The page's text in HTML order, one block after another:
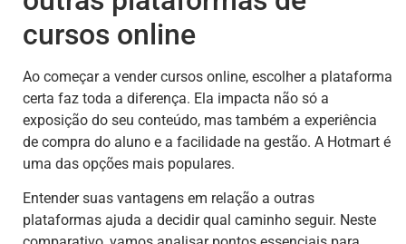
cursos online
Ao começar a vender cursos online, escolher a plataforma
certa faz toda a diferença. Ela impacta não só a
exposição do seu conteúdo, mas também a experiência
de compra do aluno e a facilidade na gestão. A Hotmart é
uma das opções mais populares.
Entender suas vantagens em relação a outras
plataformas ajuda a decidir qual caminho seguir. Neste